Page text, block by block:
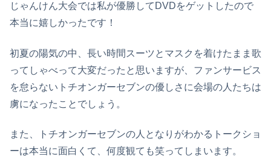
じゃんけん大会では私が優勝してDVDをゲットしたので
本当に嬉しかったです！
初夏の陽気の中、長い時間スーツとマスクを着けたまま歌
ってしゃべって大変だったと思いますが、ファンサービス
を怠らないトチオンガーセブンの優しさに会場の人たちは
虜になったことでしょう。
また、トチオンガーセブンの人となりがわかるトークショ
ーは本当に面白くて、何度観ても笑ってしまいます。